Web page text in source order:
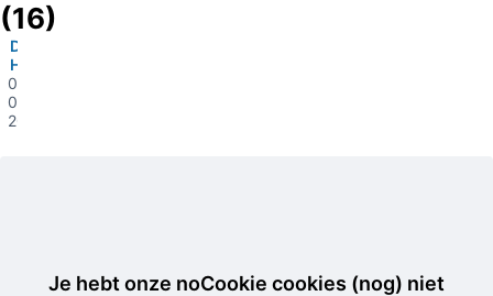
(16)
Den
Hoorn
02-
02-
2026
Je hebt onze noCookie cookies (nog) niet